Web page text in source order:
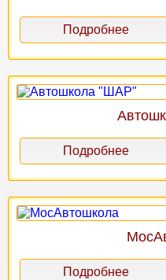
Подробнее
Подробнее
Подробнее